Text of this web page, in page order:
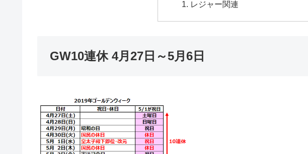
レジャー関連
GW10連休 4月27日～5月6日